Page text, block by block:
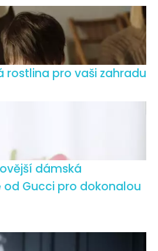
rostlina pro vaši zahradu
dámská
Gucci pro dokonalou